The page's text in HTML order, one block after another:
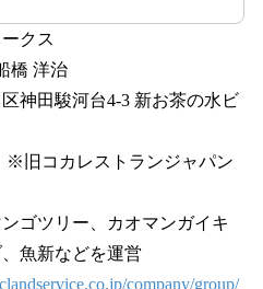
ークス
橋 洋治
神田駿河台4-3 新お茶の水ビ
旧コカレストランジャパン
ゴツリー、カオマンガイキ
魚新などを運営
company/group/